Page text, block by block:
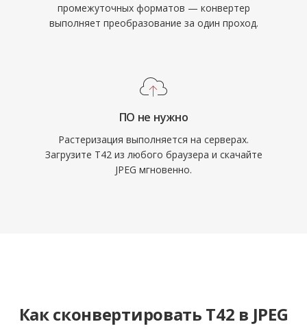
промежуточных форматов — конвертер
выполняет преобразование за один проход.
ПО не нужно
Растеризация выполняется на серверах.
Загрузите T42 из любого браузера и скачайте
JPEG мгновенно.
Как сконвертировать T42 в JPEG